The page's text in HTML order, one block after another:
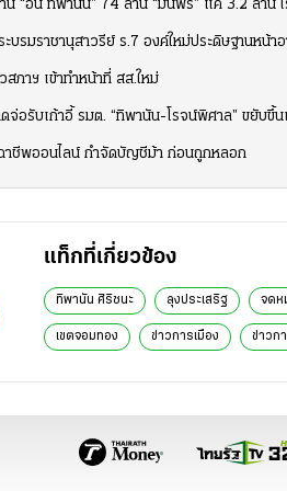
“อ้น ทิพานัน” 74 ล้าน “มนพร” แค่ 3.2 ล้าน
มราชานุสาวรีย์ ร.7 องค์ใหม่ประดิษฐานหน้าอ
ภาฯ เข้าทำหน้าที่ สส.ใหม่
จ่อรับเก้าอี้ รมต. “ทิพานัน-โรจน์พิศาล” ขยับขึ้
าชีพออนไลน์ กำจัดบัญชีม้า ก่อนถูกหลอก
แท็กที่เกี่ยวข้อง
ทิพานัน ศิริชนะ ลุงประเสริฐ จดห
เขตจอมทอง ข่าวการเมือง ข่าวก